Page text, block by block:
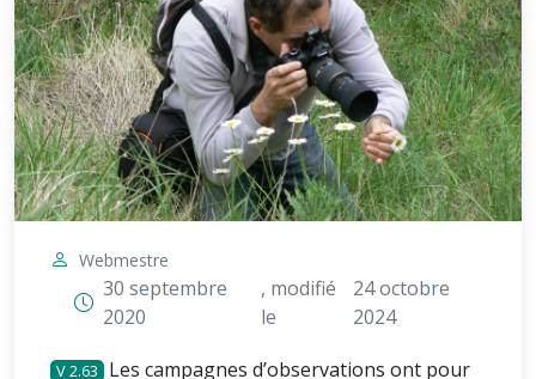
Webmestre
30 septembre
2020
, modifié
le
24 octobre
2024
2.63
Les campagnes d’observations ont pour